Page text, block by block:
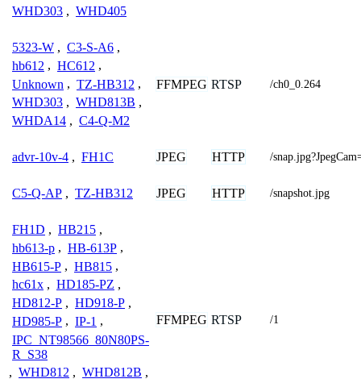
WHD303 , WHD405
5323-W , C3-S-A6 ,
hb612 , HC612 ,
Unknown , TZ-HB312 ,
WHD303 , WHD813B ,
WHDA14 , C4-Q-M2
FFMPEG RTSP /ch0_0.264
advr-10v-4 , FH1C JPEG HTTP /
C5-Q-AP , TZ-HB312 JPEG HTTP /snapshot.jpg
FH1D , HB215 ,
hb613-p , HB-613P ,
HB615-P , HB815 ,
hc61x , HD185-PZ ,
HD812-P , HD918-P ,
HD985-P , IP-1 ,
IPC_NT98566_80N80PS-
R_S38
, WHD812 , WHD812B ,
FFMPEG RTSP /1